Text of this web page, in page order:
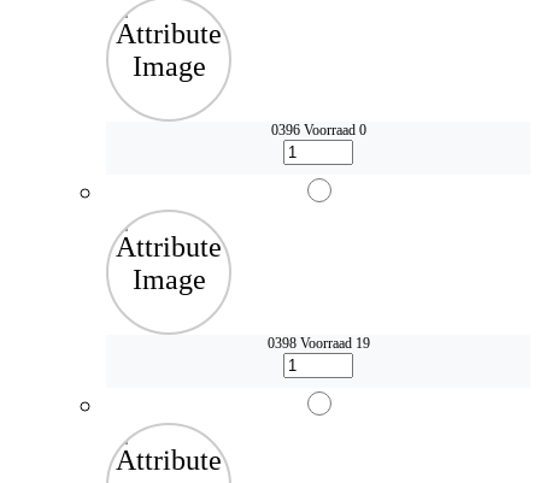
0396 Voorraad 0
0398 Voorraad 19